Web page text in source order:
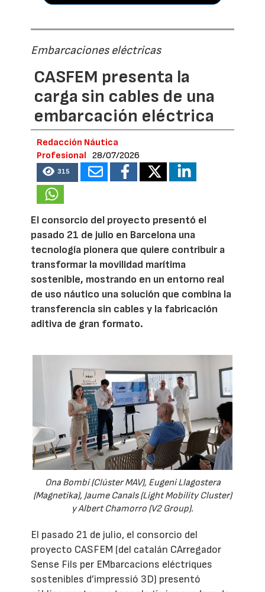
Embarcaciones eléctricas
CASFEM presenta la
carga sin cables de una
embarcación eléctrica
Redacción Náutica
Profesional
28/07/2026
315
El consorcio del proyecto presentó el
pasado 21 de julio en Barcelona una
tecnología pionera que quiere contribuir a
transformar la movilidad marítima
sostenible, mostrando en un entorno real
de uso náutico una solución que combina la
transferencia sin cables y la fabricación
aditiva de gran formato.
Ona Bombí (Clúster MAV), Eugeni Llagostera
(Magnetika), Jaume Canals (Light Mobility Cluster)
y Albert Chamorro (V2 Group).
El pasado 21 de julio, el consorcio del
proyecto CASFEM (del catalán CArregador
Sense Fils per EMbarcacions eléctriques
sostenibles d’impressió 3D) presentó